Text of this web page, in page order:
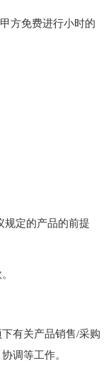
方免费进行小时的
定的产品的前提
有关产品销售/采购
调等工作。